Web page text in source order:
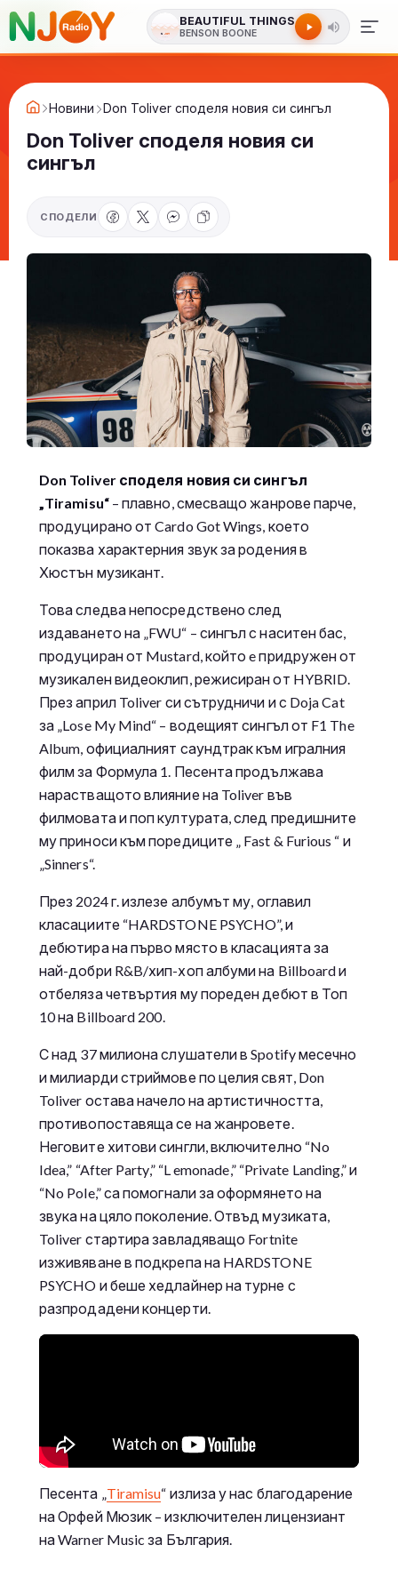
BEAUTIFUL THINGS
BENSON BOONE
Новини Don Toliver споделя новия си сингъл
Don Toliver споделя новия си
сингъл
СПОДЕЛИ
Don Toliver споделя новия си сингъл
„Tiramisu“– плавно, смесващо жанрове парче,
продуцирано от Cardo Got Wings, което
показва характерния звук за родения в
Хюстън музикант.
Това следва непосредствено след
издаването на „FWU“ – сингъл с наситен бас,
продуциран от Mustard, който e придружен от
музикален видеоклип, режисиран от HYBRID.
През април Toliver си сътрудничи и с Doja Cat
за „Lose My Mind“ – водещият сингъл от F1 The
Album, официалният саундтрак към игралния
филм за Формула 1. Песента продължава
нарастващото влияние на Toliver във
филмовата и поп културата, след предишните
му приноси към поредиците „ Fast & Furious “ и
„Sinners“.
През 2024 г. излезе албумът му, оглавил
класациите “HARDSTONE PSYCHO”, и
дебютира на първо място в класацията за
най-добри R&B/хип-хоп албуми на Billboard и
отбеляза четвъртия му пореден дебют в Топ
10 на Billboard 200.
С над 37 милиона слушатели в Spotify месечно
и милиарди стриймове по целия свят, Don
Toliver остава начело на артистичността,
противопоставяща се на жанровете.
Неговите хитови сингли, включително “No
Idea,” “After Party,” “L emonade,” “Private Landing,” и
“No Pole,” са помогнали за оформянето на
звука на цяло поколение. Отвъд музиката,
Toliver стартира завладяващо Fortnite
изживяване в подкрепа на HARDSTONE
PSYCHO и беше хедлайнер на турне с
разпродадени концерти.
Песента „Tiramisu“ излиза у нас благодарение
на Орфей Мюзик – изключителен лицензиант
на Warner Music за България.